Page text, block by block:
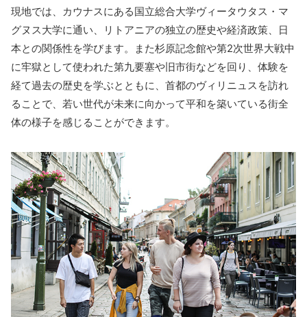
現地では、カウナスにある国立総合大学ヴィータウタス・マ
グヌス大学に通い、リトアニアの独立の歴史や経済政策、日
本との関係性を学びます。また杉原記念館や第2次世界大戦中
に牢獄として使われた第九要塞や旧市街などを回り、体験を
経て過去の歴史を学ぶとともに、首都のヴィリニュスを訪れ
ることで、若い世代が未来に向かって平和を築いている街全
体の様子を感じることができます。